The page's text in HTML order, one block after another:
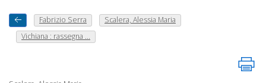
Fabrizio Serra
Scalera, Alessia Maria
Vichiana : rassegna ...